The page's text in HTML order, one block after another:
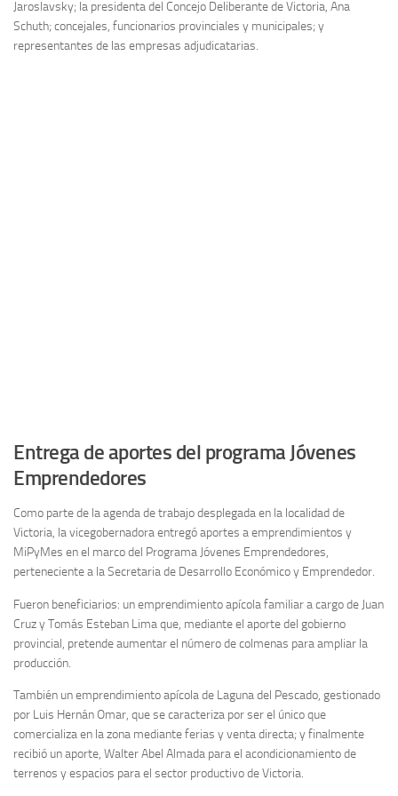
Jaroslavsky; la presidenta del Concejo Deliberante de Victoria, Ana
Schuth; concejales, funcionarios provinciales y municipales; y
representantes de las empresas adjudicatarias.
Entrega de aportes del programa Jóvenes
Emprendedores
Como parte de la agenda de trabajo desplegada en la localidad de
Victoria, la vicegobernadora entregó aportes a emprendimientos y
MiPyMes en el marco del Programa Jóvenes Emprendedores,
perteneciente a la Secretaria de Desarrollo Económico y Emprendedor.
Fueron beneficiarios: un emprendimiento apícola familiar a cargo de Juan
Cruz y Tomás Esteban Lima que, mediante el aporte del gobierno
provincial, pretende aumentar el número de colmenas para ampliar la
producción.
También un emprendimiento apícola de Laguna del Pescado, gestionado
por Luis Hernán Omar, que se caracteriza por ser el único que
comercializa en la zona mediante ferias y venta directa; y finalmente
recibió un aporte, Walter Abel Almada para el acondicionamiento de
terrenos y espacios para el sector productivo de Victoria.